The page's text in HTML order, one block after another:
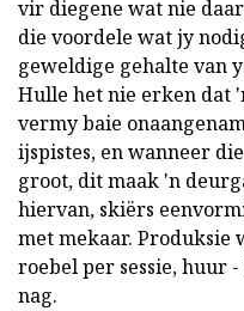
vir diegene wat nie
die voordele wat jy
geweldige gehalte van
Hulle het nie erken dat
vermy baie
ijspistes, en wanneer
groot, dit maak 'n
hiervan, skiërs
met mekaar. Produksie
roebel per sessie, huur
nag.